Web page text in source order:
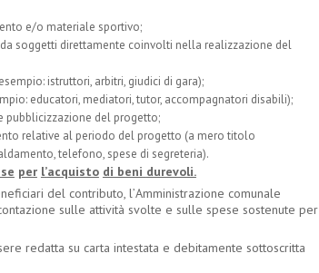
e/o materiale sportivo;
soggetti direttamente coinvolti nella realizzazione del
istruttori, arbitri, giudici di gara);
educatori, mediatori, tutor, accompagnatori disabili);
pubblicizzazione del progetto;
relative al periodo del progetto (a mero titolo
telefono, spese di segreteria).
per l’acquisto di beni durevoli.
del contributo, l’Amministrazione comunale
sulle attività svolte e sulle spese sostenute per
redatta su carta intestata e debitamente sottoscritta